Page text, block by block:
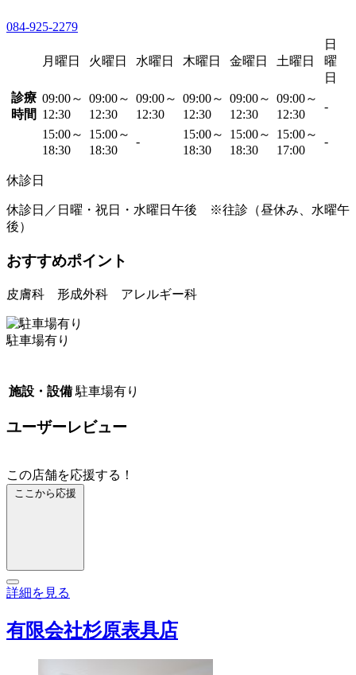
084-925-2279
月曜日 火曜日 水曜日 木曜日 金曜日 土曜日
日
曜
日
診療
時間
09:00～
12:30
09:00～
12:30
09:00～
12:30
09:00～
12:30
09:00～
12:30
09:00～
12:30
-
15:00～
18:30
15:00～
18:30
-
15:00～
18:30
15:00～
18:30
15:00～
17:00
-
休診日
休診日／日曜・祝日・水曜日午後 ※往診（昼休み、水曜午
後）
おすすめポイント
皮膚科 形成外科 アレルギー科
駐車場有り
施設・設備 駐車場有り
ユーザーレビュー
この店舗を応援する！
ここから応援
詳細を見る
有限会社杉原表具店